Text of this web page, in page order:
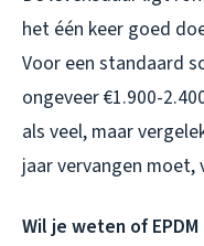
het één keer goed
Voor een standaard
ongeveer €1.900-
als veel, maar
jaar vervangen
Wil je weten of